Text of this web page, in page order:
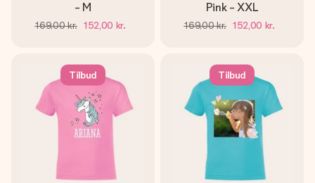
- M
169,00 kr. 152,00 kr.
Pink - XXL
169,00 kr. 152,00 kr.
Tilbud Tilbud